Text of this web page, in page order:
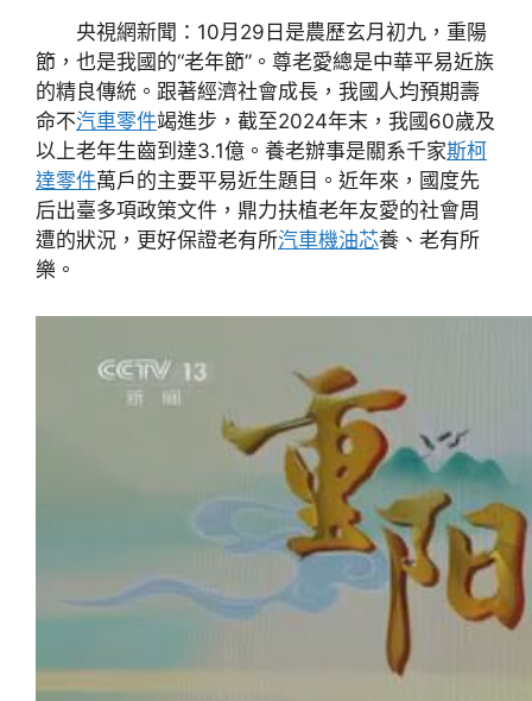
央視網新聞：10月29日是農歷玄月初九，重陽
節，也是我國的“老年節”。尊老愛總是中華平易近族
的精良傳統。跟著經濟社會成長，我國人均預期壽
命不汽車零件竭進步，截至2024年末，我國60歲及
以上老年生齒到達3.1億。養老辦事是關系千家斯柯
達零件萬戶的主要平易近生題目。近年來，國度先
后出臺多項政策文件，鼎力扶植老年友愛的社會周
遭的狀況，更好保證老有所汽車機油芯養、老有所
樂。